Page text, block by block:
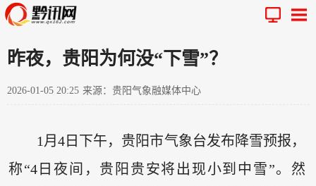
昨夜，贵阳为何没“下雪”？
2026-01-05 20:25 来源：贵阳气象融媒体中心
1月4日下午，贵阳市气象台发布降雪预报，
称“4日夜间，贵阳贵安将出现小到中雪”。然